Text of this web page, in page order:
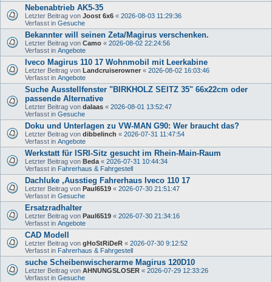
Nebenabtrieb AK5-35
Letzter Beitrag von Joost 6x6 « 2026-08-03 11:29:36
Verfasst in Gesuche
Bekannter will seinen Zeta/Magirus verschenken.
Letzter Beitrag von Camo « 2026-08-02 22:24:56
Verfasst in Angebote
Iveco Magirus 110 17 Wohnmobil mit Leerkabine
Letzter Beitrag von Landcruiserowner « 2026-08-02 16:03:46
Verfasst in Angebote
Suche Ausstellfenster "BIRKHOLZ SEITZ 35" 66x22cm oder
passende Alternative
Letzter Beitrag von dalaas « 2026-08-01 13:52:47
Verfasst in Gesuche
Doku und Unterlagen zu VW-MAN G90: Wer braucht das?
Letzter Beitrag von dibbelinch « 2026-07-31 11:47:54
Verfasst in Angebote
Werkstatt für ISRI-Sitz gesucht im Rhein-Main-Raum
Letzter Beitrag von Beda « 2026-07-31 10:44:34
Verfasst in Fahrerhaus & Fahrgestell
Dachluke ,Ausstieg Fahrerhaus Iveco 110 17
Letzter Beitrag von Paul6519 « 2026-07-30 21:51:47
Verfasst in Gesuche
Ersatzradhalter
Letzter Beitrag von Paul6519 « 2026-07-30 21:34:16
Verfasst in Angebote
CAD Modell
Letzter Beitrag von gHoStRiDeR « 2026-07-30 9:12:52
Verfasst in Fahrerhaus & Fahrgestell
suche Scheibenwischerarme Magirus 120D10
Letzter Beitrag von AHNUNGSLOSER « 2026-07-29 12:33:26
Verfasst in Gesuche